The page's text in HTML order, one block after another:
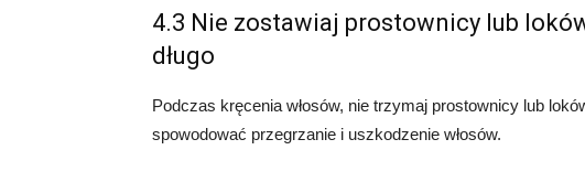
4.3 Nie zostawiaj prostownicy lub
długo
Podczas kręcenia włosów, nie trzymaj prostownicy lub
spowodować przegrzanie i uszkodzenie włosów.